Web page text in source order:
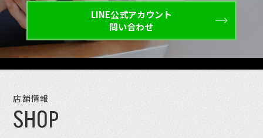
LINE公式アカウント
問い合わせ
店舗情報
SHOP